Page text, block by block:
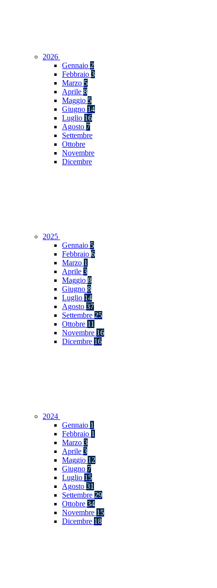
2026
Gennaio 2
Febbraio 3
Marzo 5
Aprile 8
Maggio 5
Giugno 14
Luglio 16
Agosto 7
Settembre
Ottobre
Novembre
Dicembre
2025
Gennaio 5
Febbraio 6
Marzo 1
Aprile 3
Maggio 8
Giugno 8
Luglio 14
Agosto 37
Settembre 25
Ottobre 11
Novembre 16
Dicembre 16
2024
Gennaio 1
Febbraio 1
Marzo 3
Aprile 3
Maggio 12
Giugno 7
Luglio 15
Agosto 31
Settembre 29
Ottobre 34
Novembre 15
Dicembre 18